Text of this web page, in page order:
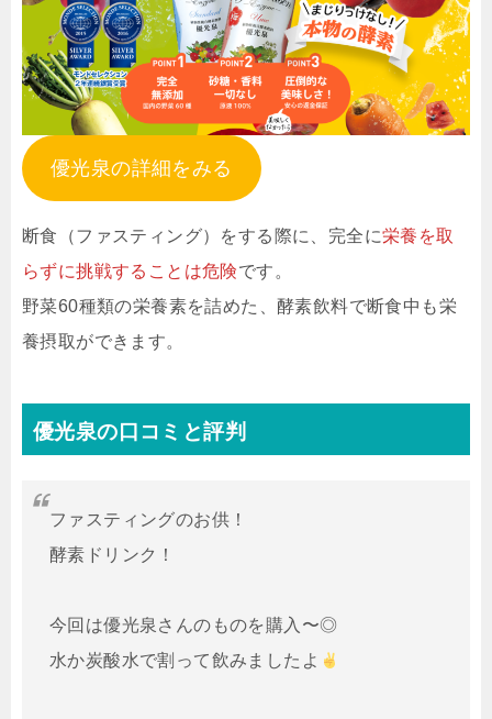
優光泉の詳細をみる
断食（ファスティング）をする際に、完全に栄養を取
らずに挑戦することは危険です。
野菜60種類の栄養素を詰めた、酵素飲料で断食中も栄
養摂取ができます。
優光泉の口コミと評判
ファスティングのお供！
酵素ドリンク！
今回は優光泉さんのものを購入〜◎
水か炭酸水で割って飲みましたよ